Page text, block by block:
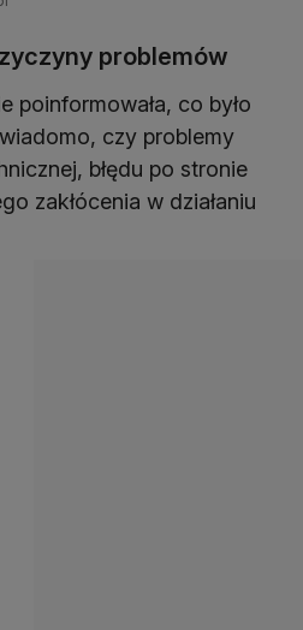
problemów
poinformowała, co było
czy problemy
błędu po stronie
zakłócenia w działaniu